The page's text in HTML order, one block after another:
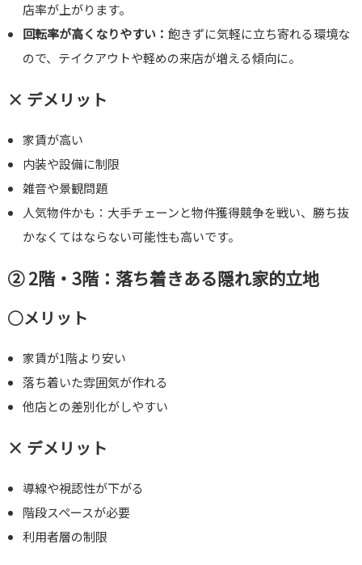
店率が上がります。
回転率が高くなりやすい：飽きずに気軽に立ち寄れる環境な
ので、テイクアウトや軽めの来店が増える傾向に。
× デメリット
家賃が高い
内装や設備に制限
雑音や景観問題
人気物件かも：大手チェーンと物件獲得競争を戦い、勝ち抜
かなくてはならない可能性も高いです。
② 2階・3階：落ち着きある隠れ家的立地
○メリット
家賃が1階より安い
落ち着いた雰囲気が作れる
他店との差別化がしやすい
× デメリット
導線や視認性が下がる
階段スペースが必要
利用者層の制限